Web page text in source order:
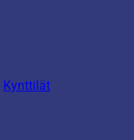
Kynttilät